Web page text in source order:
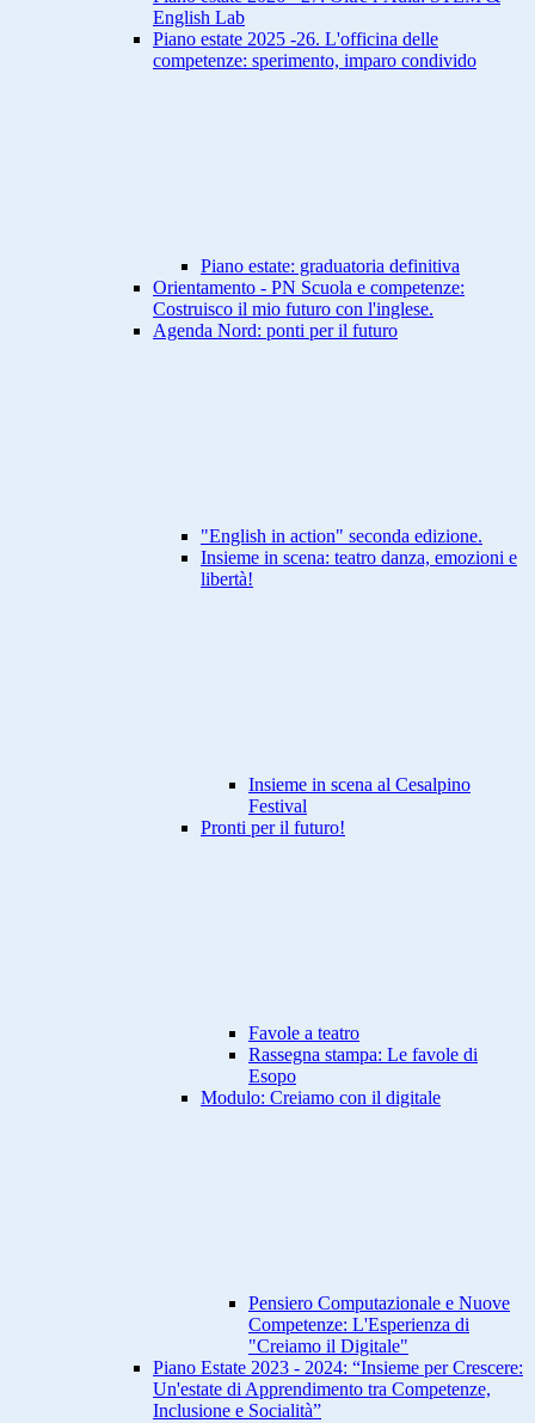
English Lab
Piano estate 2025 -26. L'officina delle
competenze: sperimento, imparo condivido
Piano estate: graduatoria definitiva
Orientamento - PN Scuola e competenze:
Costruisco il mio futuro con l'inglese.
Agenda Nord: ponti per il futuro
"English in action" seconda edizione.
Insieme in scena: teatro danza, emozioni e
libertà!
Insieme in scena al Cesalpino
Festival
Pronti per il futuro!
Favole a teatro
Rassegna stampa: Le favole di
Esopo
Modulo: Creiamo con il digitale
Pensiero Computazionale e Nuove
Competenze: L'Esperienza di
"Creiamo il Digitale"
Piano Estate 2023 - 2024: “Insieme per Crescere:
Un'estate di Apprendimento tra Competenze,
Inclusione e Socialità”